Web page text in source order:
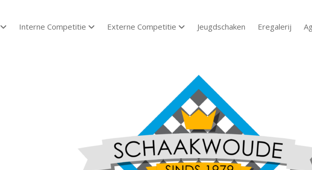
open dropdown menu
Interne Competitie open dropdown menu
Externe Competitie open dropdown menu
Jeugdschaken Eregalerij
Schaakvereniging
Schaakwoude